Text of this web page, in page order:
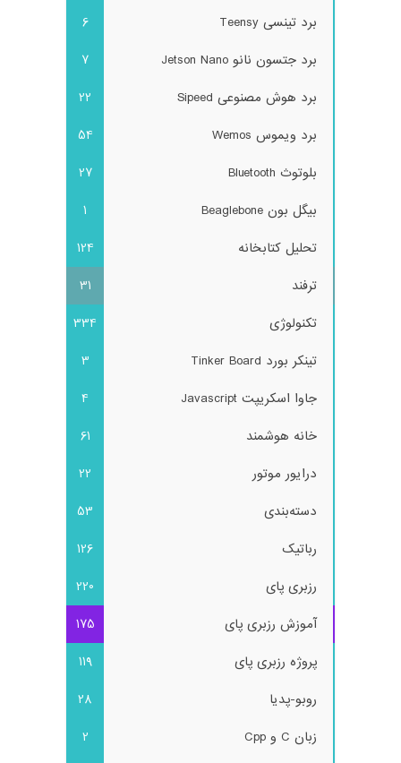
برد تینسی Teensy
6
برد جتسون نانو Jetson Nano
7
برد هوش مصنوعی Sipeed
22
برد ویموس Wemos
54
بلوتوث Bluetooth
27
بیگل بون Beaglebone
1
تحلیل کتابخانه
124
ترفند
31
تکنولوژی
334
تینکر بورد Tinker Board
3
جاوا اسکریپت Javascript
4
خانه هوشمند
61
درایور موتور
22
دسته‌بندی
53
رباتیک
126
رزبری پای
220
آموزش رزبری پای
175
پروژه رزبری پای
119
روبو-پدیا
28
زبان C و Cpp
2